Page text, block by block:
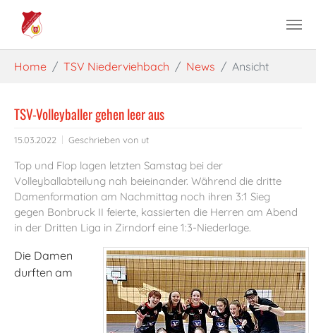
Home TSV Niederviehbach News Ansicht
TSV-Volleyballer gehen leer aus
15.03.2022 Geschrieben von ut
Top und Flop lagen letzten Samstag bei der
Volleyballabteilung nah beieinander. Während die dritte
Damenformation am Nachmittag noch ihren 3:1 Sieg
gegen Bonbruck II feierte, kassierten die Herren am Abend
in der Dritten Liga in Zirndorf eine 1:3-Niederlage.
Die Damen
durften am